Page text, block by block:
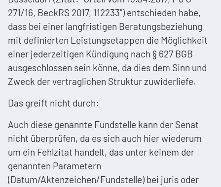
271/16, BeckRS 2017, 112233") entschieden habe,
dass bei einer langfristigen Beratungsbeziehung
mit definierten Leistungsetappen die Möglichkeit
einer jederzeitigen Kündigung nach § 627 BGB
ausgeschlossen sein könne, da dies dem Sinn und
Zweck der vertraglichen Struktur zuwiderliefe.
Das greift nicht durch:
Auch diese genannte Fundstelle kann der Senat
nicht überprüfen, da es sich auch hier wiederum
um ein Fehlzitat handelt, das unter keinem der
genannten Parametern
(Datum/Aktenzeichen/Fundstelle) bei juris oder